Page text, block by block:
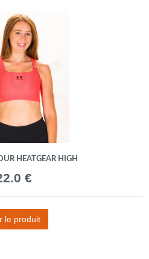
HEATGEAR HIGH
€
le produit